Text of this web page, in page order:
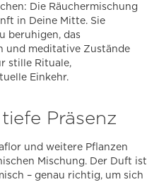
Die Räuchermischung
in Deine Mitte. Sie
beruhigen, das
und meditative Zustände
stille Rituale,
Einkehr.
Präsenz
und weitere Pflanzen
Mischung. Der Duft ist
– genau richtig, um sich